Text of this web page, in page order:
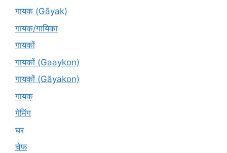
गायक (Gāyak)
गायक/गायिका
गायकों
गायकों (Gaaykon)
गायकों (Gāyakon)
गायक्
गेमिंग
घर
चेफ